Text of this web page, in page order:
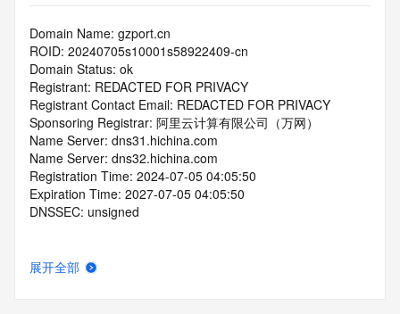
Domain Name: gzport.cn
ROID: 20240705s10001s58922409-cn
Domain Status: ok
Registrant: REDACTED FOR PRIVACY
Registrant Contact Email: REDACTED FOR PRIVACY
Sponsoring Registrar: 阿里云计算有限公司（万网）
Name Server: dns31.hichina.com
Name Server: dns32.hichina.com
Registration Time: 2024-07-05 04:05:50
Expiration Time: 2027-07-05 04:05:50
DNSSEC: unsigned
展开全部